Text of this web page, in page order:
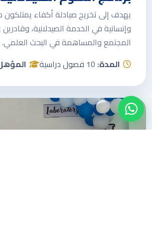
يهدف إلى تخريج صيادلة أكفاء يمتلكون
وإنسانية في الخدمة الصيدلانية،
المجتمع والمساهمة في البحث العلمي.
المدة:10 فصول دراسية المؤهل: